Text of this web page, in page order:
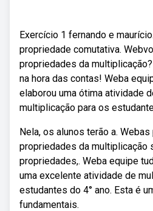
Exercício 1 fernando e
propriedade comutativa.
propriedades da
na hora das contas! Weba
elaborou uma ótima atividade
multiplicação para os
Nela, os alunos terão a.
propriedades da multiplicação
propriedades,. Weba equipe
uma excelente atividade de
estudantes do 4° ano. Esta é
fundamentais.